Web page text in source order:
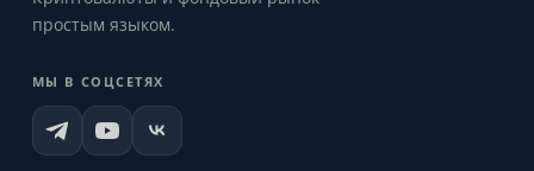
простым языком.
МЫ В СОЦСЕТЯХ